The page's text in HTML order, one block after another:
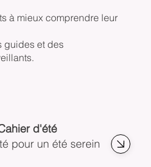
à mieux comprendre leur
guides et des
d'été
pour un été serein